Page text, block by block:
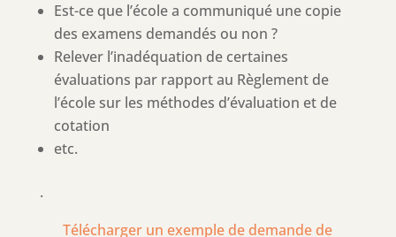
Est-ce que l’école a communiqué une copie
des examens demandés ou non ?
Relever l’inadéquation de certaines
évaluations par rapport au Règlement de
l’école sur les méthodes d’évaluation et de
cotation
etc.
.
Télécharger un exemple de demande de